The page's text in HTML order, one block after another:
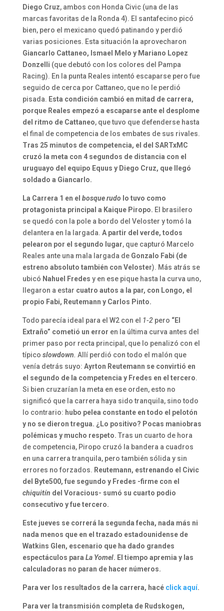
Diego Cruz, ambos con Honda Civic (una de las
marcas favoritas de la Ronda 4). El santafecino picó
bien, pero el mexicano quedó patinando y perdió
varias posiciones. Esta situación la aprovecharon
Giancarlo Cattaneo, Ismael Melo y Mariano Lopez
Donzelli (que debutó con los colores del Pampa
Racing). En la punta Reales intentó escaparse pero fue
seguido de cerca por Cattaneo, que no le perdió
pisada. Esta condición cambió en mitad de carrera,
porque Reales empezó a escaparse ante el desplome
del ritmo de Cattaneo, que tuvo que defenderse hasta
el final de competencia de los embates de sus rivales.
Tras 25 minutos de competencia, el del SARTxMC
cruzó la meta con 4 segundos de distancia con el
uruguayo del equipo Equus y Diego Cruz, que llegó
soldado a Giancarlo.
La Carrera 1 en el bosque rudo lo tuvo como
protagonista principal a Kaique Piropo. El brasilero
se quedó con la pole a bordo del Veloster y tomó la
delantera en la largada. A partir del verde, todos
pelearon por el segundo lugar, que capturó Marcelo
Reales ante una mala largada de Gonzalo Fabi (de
estreno absoluto también con Veloster). Más atrás se
ubicó Nahuel Fredes y en ese pique hasta la curva uno,
llegaron a estar cuatro autos a la par, con Longo, el
propio Fabi, Reutemann y Carlos Pinto.
Todo parecía ideal para el W2 con el 1-2pero “El
Extraño” cometió un error en la última curva antes del
primer paso por recta principal, que lo penalizó con el
típico slowdown. Allí perdió con todo el malón que
venía detrás suyo: Ayrton Reutemann se convirtió en
el segundo de la competencia y Fredes en el tercero.
Si bien cruzarían la meta en ese orden, esto no
significó que la carrera haya sido tranquila, sino todo
lo contrario: hubo pelea constante en todo el pelotón
y no se dieron tregua. ¿Lo positivo? Pocas maniobras
polémicas y mucho respeto. Tras un cuarto de hora
de competencia, Piropo cruzó la bandera a cuadros
en una carrera tranquila, pero también sólida y sin
errores no forzados. Reutemann, estrenando el Civic
del Byte500, fue segundo y Fredes -firme con el
chiquitín del Voracious- sumó su cuarto podio
consecutivo y fue tercero.
Este jueves se correrá la segunda fecha, nada más ni
nada menos que en el trazado estadounidense de
Watkins Glen, escenario que ha dado grandes
espectáculos para La Yomel. El tiempo apremia y las
calculadoras no paran de hacer números.
Para ver los resultados de la carrera, hacé click aquí.
Para ver la transmisión completa de Rudskogen,